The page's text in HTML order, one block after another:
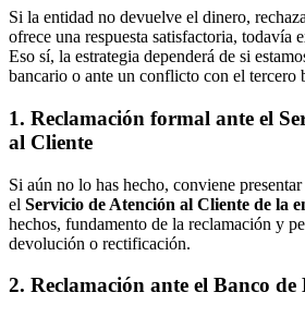
Si la entidad no devuelve el dinero,
ofrece una respuesta satisfactoria, todavía
Eso sí, la estrategia dependerá de si
bancario o ante un conflicto con el tercero
1. Reclamación formal ante el
al Cliente
Si aún no lo has hecho, conviene
el Servicio de Atención al Cliente de la
hechos, fundamento de la reclamación y
devolución o rectificación.
2. Reclamación ante el Banco de